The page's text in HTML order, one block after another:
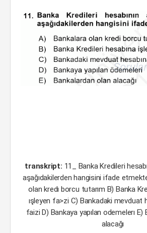
transkript: 11_ Banka Kredileri
aşağıdakilerden hangisini ifade
olan kredı borcu tutarım B) Banka
ışleyen fa>zi C) Bankadaki mevduat
faizi D) Bankaya yapılan odemelerı
alacağı